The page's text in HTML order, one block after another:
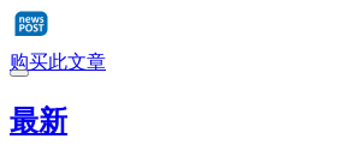
购买此文章
最新